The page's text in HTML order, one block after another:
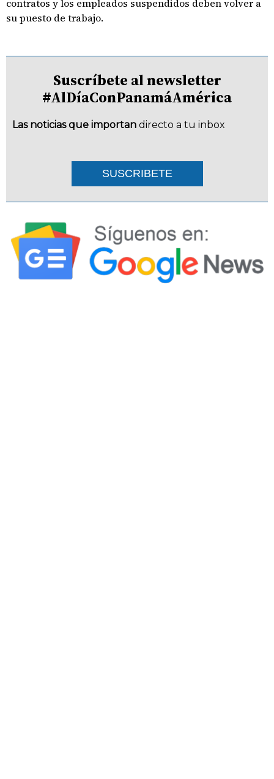
contratos y los empleados suspendidos deben volver a
su puesto de trabajo.
Suscríbete al newsletter
#AlDíaConPanamáAmérica
Las noticias que importan directo a tu inbox
SUSCRIBETE